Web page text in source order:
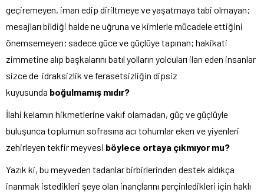
geçiremeyen, iman edip diriltmeye ve yaşatmaya tabi olmayan;
mesajları bildiği halde ne uğruna ve kimlerle mücadele ettiğini
önemsemeyen; sadece güce ve güçlüye tapınan; hakikati
zimmetine alıp başkalarını batıl yolların yolcuları ilan eden insanlar
sizce de idraksizlik ve ferasetsizliğin dipsiz
kuyusunda boğulmamış mıdır?
İlahi kelamın hikmetlerine vakıf olamadan, güç ve güçlüyle
buluşunca toplumun sofrasına acı tohumlar eken ve yiyenleri
zehirleyen tekfir meyvesi böylece ortaya çıkmıyor mu?
Yazık ki, bu meyveden tadanlar birbirlerinden destek aldıkça
inanmak istedikleri şeye olan inançlarını perçinledikleri için haklı